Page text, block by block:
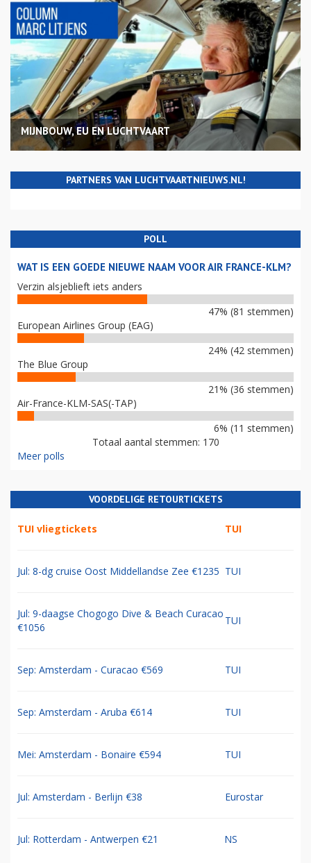
MIJNBOUW, EU EN LUCHTVAART
PARTNERS VAN LUCHTVAARTNIEUWS.NL!
POLL
WAT IS EEN GOEDE NIEUWE NAAM VOOR AIR FRANCE-KLM?
Verzin alsjeblieft iets anders
47% (81 stemmen)
European Airlines Group (EAG)
24% (42 stemmen)
The Blue Group
21% (36 stemmen)
Air-France-KLM-SAS(-TAP)
6% (11 stemmen)
Totaal aantal stemmen: 170
Meer polls
VOORDELIGE RETOURTICKETS
TUI vliegtickets TUI
Jul: 8-dg cruise Oost Middellandse Zee €1235 TUI
Jul: 9-daagse Chogogo Dive & Beach Curacao
€1056
TUI
Sep: Amsterdam - Curacao €569 TUI
Sep: Amsterdam - Aruba €614 TUI
Mei: Amsterdam - Bonaire €594 TUI
Jul: Amsterdam - Berlijn €38 Eurostar
Jul: Rotterdam - Antwerpen €21 NS